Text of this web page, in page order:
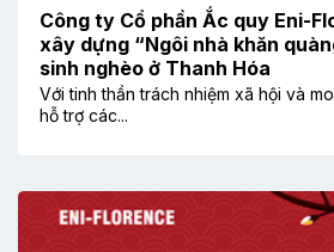
Công ty Cổ phần Ắc quy Eni-
xây dựng “Ngôi nhà khăn
sinh nghèo ở Thanh Hóa
Với tinh thần trách nhiệm xã hội và
hỗ trợ các...